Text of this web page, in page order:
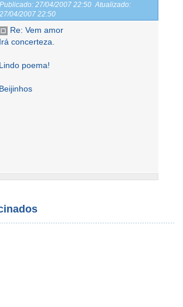
Publicado: 27/04/2007 22:50 Atualizado:
27/04/2007 22:50
Re: Vem amor
Irá concerteza.
Lindo poema!
Beijinhos